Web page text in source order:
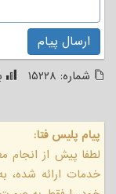
ارسال پیام
شماره: ۱۵۲۲۸
پیام پلیس فتا:
لطفا پیش از انجام
خدمات ارائه شده،